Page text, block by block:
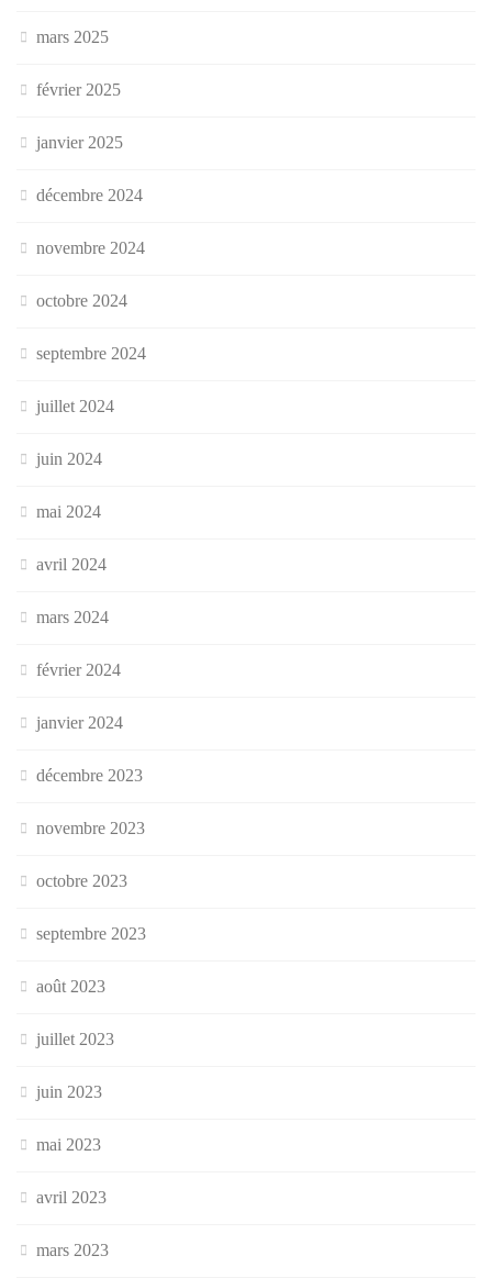
mars 2025
février 2025
janvier 2025
décembre 2024
novembre 2024
octobre 2024
septembre 2024
juillet 2024
juin 2024
mai 2024
avril 2024
mars 2024
février 2024
janvier 2024
décembre 2023
novembre 2023
octobre 2023
septembre 2023
août 2023
juillet 2023
juin 2023
mai 2023
avril 2023
mars 2023